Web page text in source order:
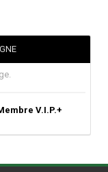
V.I.P.+